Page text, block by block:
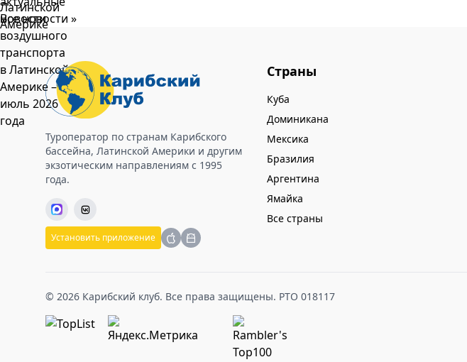
Все новости »
Туроператор по странам Карибского
бассейна, Латинской Америки и другим
экзотическим направлениям с 1995
года.
Установить приложение
Страны
Куба
Доминикана
Мексика
Бразилия
Аргентина
Ямайка
Все страны
© 2026 Карибский клуб. Все права защищены. РТО 018117